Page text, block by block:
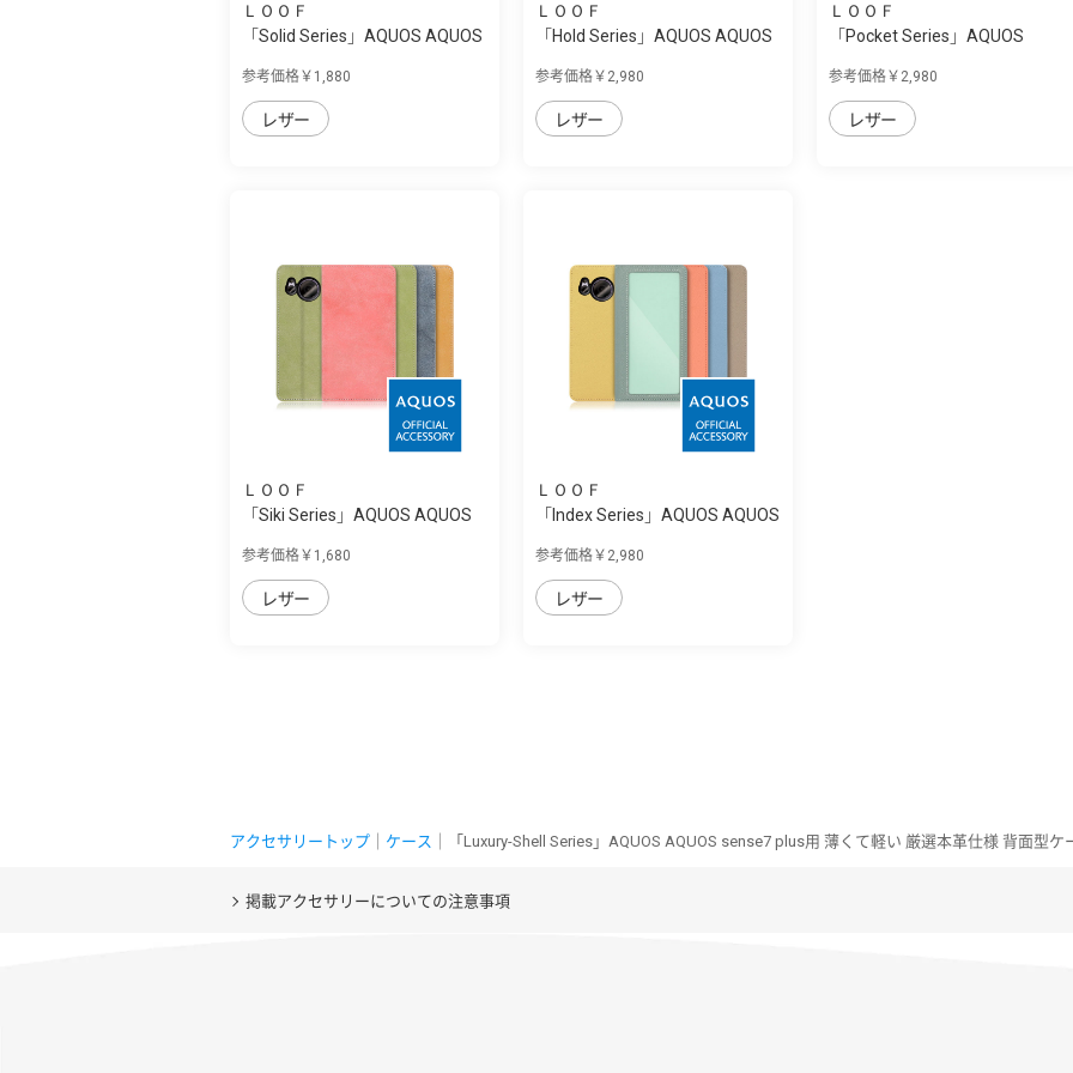
ＬＯＯＦ
「Solid Series」AQUOS AQUOS
参考価格￥1,880
レザー
ＬＯＯＦ
「Hold Series」AQUOS AQUOS
参考価格￥2,980
レザー
ＬＯＯＦ
「Pocket Series」AQUOS
参考価格￥2,980
レザー
ＬＯＯＦ
「Siki Series」AQUOS AQUOS
参考価格￥1,680
レザー
ＬＯＯＦ
「Index Series」AQUOS AQUOS
参考価格￥2,980
レザー
アクセサリートップ ケース ｜「Luxury-Shell Series」AQUOS AQUOS sense7 plus用 薄くて軽い 厳選本革仕様 背面型ケ
掲載アクセサリーについての注意事項